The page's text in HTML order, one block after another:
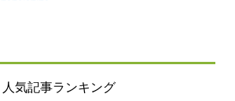
人気記事ランキング